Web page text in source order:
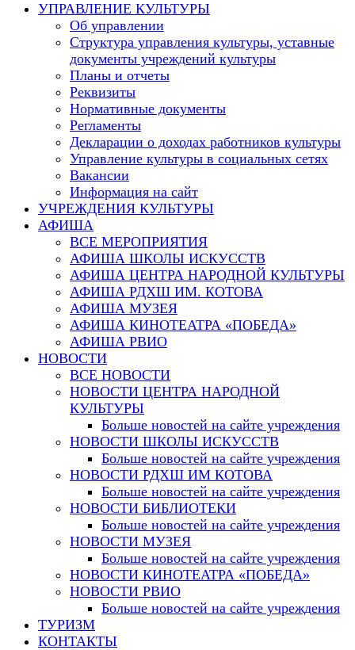
websiteУПРАВЛЕНИЕ КУЛЬТУРЫ
Об управлении
Структура управления культуры, уставные
документы учреждений культуры
Планы и отчеты
Реквизиты
Нормативные документы
Регламенты
Декларации о доходах работников культуры
Управление культуры в социальных сетях
Вакансии
Информация на сайт
УЧРЕЖДЕНИЯ КУЛЬТУРЫ
АФИША
ВСЕ МЕРОПРИЯТИЯ
АФИША ШКОЛЫ ИСКУССТВ
АФИША ЦЕНТРА НАРОДНОЙ КУЛЬТУРЫ
АФИША РДХШ ИМ. КОТОВА
АФИША МУЗЕЯ
АФИША КИНОТЕАТРА «ПОБЕДА»
АФИША РВИО
НОВОСТИ
ВСЕ НОВОСТИ
НОВОСТИ ЦЕНТРА НАРОДНОЙ
КУЛЬТУРЫ
Больше новостей на сайте учреждения
НОВОСТИ ШКОЛЫ ИСКУССТВ
Больше новостей на сайте учреждения
НОВОСТИ РДХШ ИМ КОТОВА
Больше новостей на сайте учреждения
НОВОСТИ БИБЛИОТЕКИ
Больше новостей на сайте учреждения
НОВОСТИ МУЗЕЯ
Больше новостей на сайте учреждения
НОВОСТИ КИНОТЕАТРА «ПОБЕДА»
НОВОСТИ РВИО
Больше новостей на сайте учреждения
ТУРИЗМ
КОНТАКТЫ